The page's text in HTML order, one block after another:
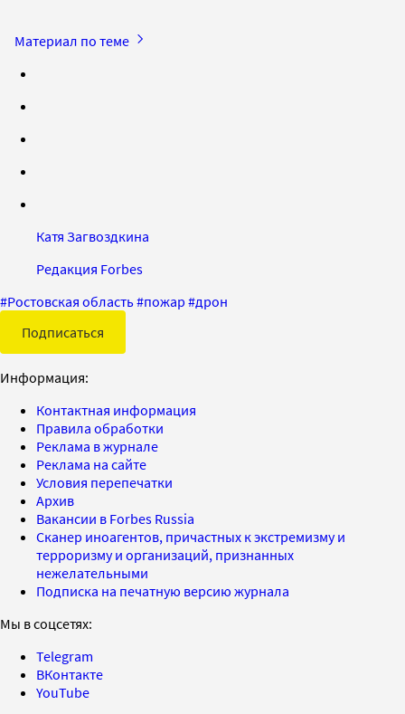
Материал по теме
Катя Загвоздкина
Редакция Forbes
#Ростовская область#пожар #дрон
Подписаться
Информация:
Контактная информация
Правила обработки
Реклама в журнале
Реклама на сайте
Условия перепечатки
Архив
Вакансии в Forbes Russia
Сканер иноагентов, причастных к экстремизму и
терроризму и организаций, признанных
нежелательными
Подписка на печатную версию журнала
Мы в соцсетях:
Telegram
ВКонтакте
YouTube